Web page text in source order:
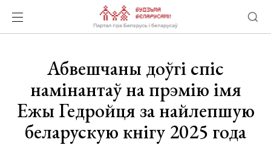
Абвешчаны доўгі спіс
намінантаў на прэмію імя
Ежы Гедройця за найлепшую
беларускую кнігу 2025 года